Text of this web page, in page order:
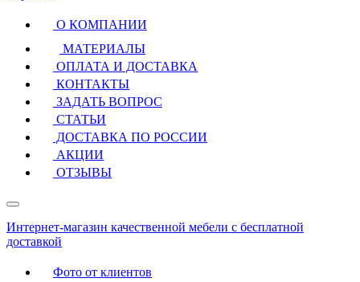
О КОМПАНИИ
МАТЕРИАЛЫ
ОПЛАТА И ДОСТАВКА
КОНТАКТЫ
ЗАДАТЬ ВОПРОС
СТАТЬИ
ДОСТАВКА ПО РОССИИ
АКЦИИ
ОТЗЫВЫ
Интернет-магазин качественной мебели с бесплатной
доставкой
Фото от клиентов